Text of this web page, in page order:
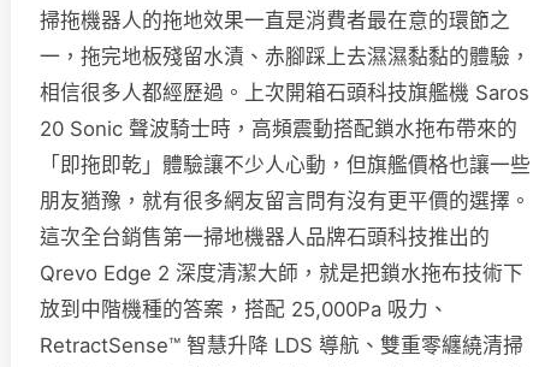
掃拖機器人的拖地效果一直是消費者最在意的環節之
一，拖完地板殘留水漬、赤腳踩上去濕濕黏黏的體驗，
相信很多人都經歷過。上次開箱石頭科技旗艦機 Saros
20 Sonic 聲波騎士時，高頻震動搭配鎖水拖布帶來的
「即拖即乾」體驗讓不少人心動，但旗艦價格也讓一些
朋友猶豫，就有很多網友留言問有沒有更平價的選擇。
這次全台銷售第一掃地機器人品牌石頭科技推出的
Qrevo Edge 2 深度清潔大師，就是把鎖水拖布技術下
放到中階機種的答案，搭配 25,000Pa 吸力、
RetractSense™ 智慧升降 LDS 導航、雙重零纏繞清掃